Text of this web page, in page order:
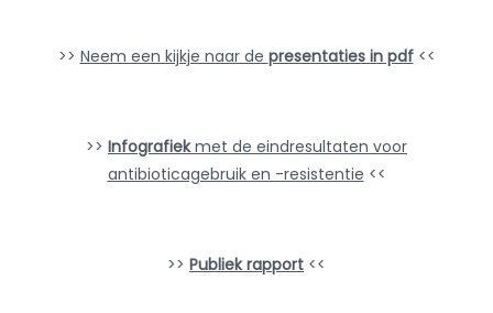
>> Neem een kijkje naar de presentaties in pdf<<
>> Infografiekmet de eindresultaten voor
antibioticagebruik en -resistentie <<
>> Publiek rapport <<